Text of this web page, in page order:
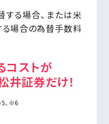
する場合、または米
る場合の為替手数料
コストが
井証券だけ！
、※6